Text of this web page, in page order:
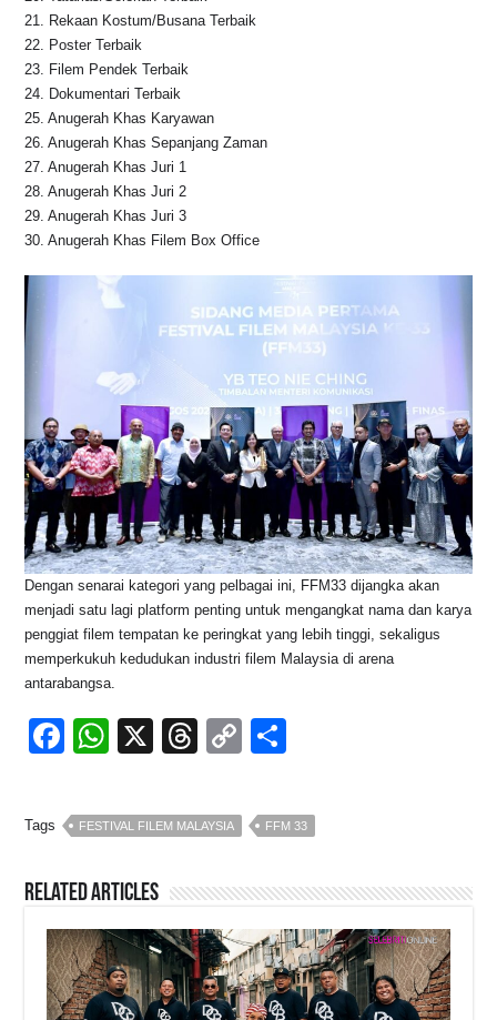
21.⁠ ⁠Rekaan Kostum/Busana Terbaik
22.⁠ ⁠Poster Terbaik
23.⁠ ⁠Filem Pendek Terbaik
24.⁠ ⁠Dokumentari Terbaik
25.⁠ ⁠Anugerah Khas Karyawan
26.⁠ ⁠Anugerah Khas Sepanjang Zaman
27.⁠ ⁠Anugerah Khas Juri 1
28.⁠ ⁠Anugerah Khas Juri 2
29.⁠ ⁠Anugerah Khas Juri 3
30.⁠ ⁠Anugerah Khas Filem Box Office
Dengan senarai kategori yang pelbagai ini, FFM33 dijangka akan
menjadi satu lagi platform penting untuk mengangkat nama dan karya
penggiat filem tempatan ke peringkat yang lebih tinggi, sekaligus
memperkukuh kedudukan industri filem Malaysia di arena
antarabangsa.
F
c
e
b
o
o
k
W
at
s
A
p
p
X
T
e
a
d
s
C
p
y
Li
n
k
ar
e
Tags FESTIVAL FILEM MALAYSIA FFM 33
Related Articles